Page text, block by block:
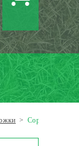
> Сороконожки